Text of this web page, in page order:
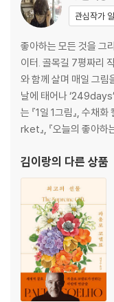
9. Lime 라임
10. Cherry 체리
11. Banana 바나나
12. Tangerine 귤
13. Fig 무화과
14. Persimmon 감
15. Strawberry 딸기
16. Kiwi 키위
18. Plum 자두
19. Fruit Basket 과일 바
20. Composition 콤퍼지
Coloring
1. Grapefruit 자몽
2. Watermelon 수박
3. Mango 망고
관심작가
좋아하는 모든 것을 그
이터. 골목길 7평짜리
와 함께 살며 매일 그림
날에 태어나
는 『1일 1그림』, 수채
rket』, 『오늘의 좋아하
김이랑의 다른 상품